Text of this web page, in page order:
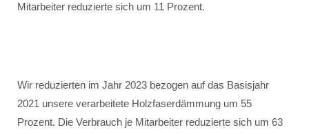
Mitarbeiter reduzierte sich um 11 Prozent.
Wir reduzierten im Jahr 2023 bezogen auf das Basisjahr
2021 unsere verarbeitete Holzfaserdämmung um 55
Prozent. Die Verbrauch je Mitarbeiter reduzierte sich um 63